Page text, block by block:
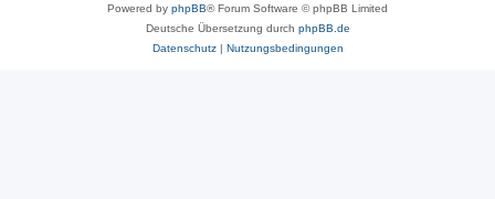
Powered by phpBB® Forum Software © phpBB Limited
Deutsche Übersetzung durch phpBB.de
Datenschutz| Nutzungsbedingungen